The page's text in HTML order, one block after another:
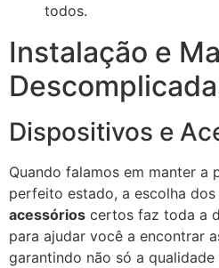
todos.
Instalação e
Dispositivos e
Quando falamos em manter a
perfeito estado, a escolha dos
acessórios certos faz toda a
para ajudar você a encontrar
garantindo não só a